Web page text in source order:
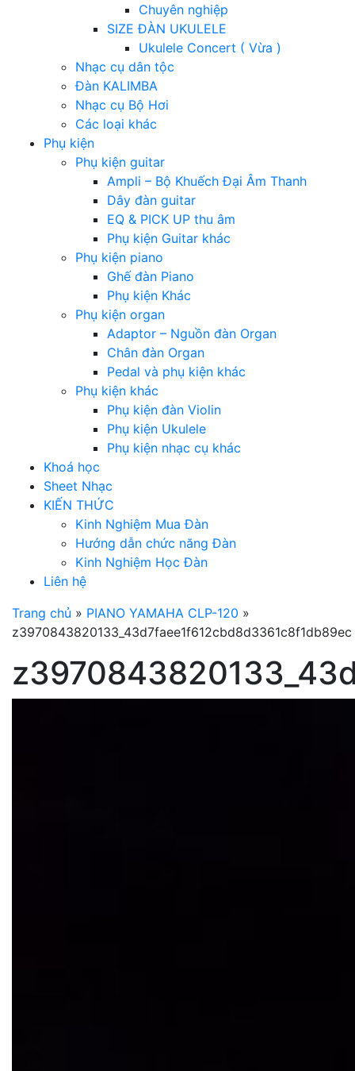
Chuyên nghiệp
SIZE ĐÀN UKULELE
Ukulele Concert ( Vừa )
Nhạc cụ dân tộc
Đàn KALIMBA
Nhạc cụ Bộ Hơi
Các loại khác
Phụ kiện
Phụ kiện guitar
Ampli – Bộ Khuếch Đại Âm Thanh
Dây đàn guitar
EQ & PICK UP thu âm
Phụ kiện Guitar khác
Phụ kiện piano
Ghế đàn Piano
Phụ kiện Khác
Phụ kiện organ
Adaptor – Nguồn đàn Organ
Chân đàn Organ
Pedal và phụ kiện khác
Phụ kiện khác
Phụ kiện đàn Violin
Phụ kiện Ukulele
Phụ kiện nhạc cụ khác
Khoá học
Sheet Nhạc
KIẾN THỨC
Kinh Nghiệm Mua Đàn
Hướng dẫn chức năng Đàn
Kinh Nghiệm Học Đàn
Liên hệ
Trang chủ » PIANO YAMAHA CLP-120 »
z3970843820133_43d7faee1f612cbd8d3361c8f1db89ec